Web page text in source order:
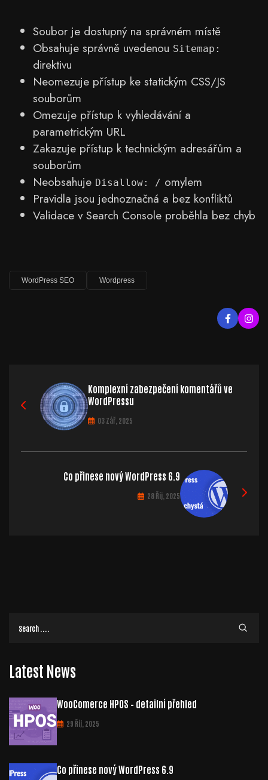
Soubor je dostupný na správném místě
Obsahuje správně uvedenou Sitemap:
direktivu
Neomezuje přístup ke statickým CSS/JS
souborům
Omezuje přístup k vyhledávání a
parametrickým URL
Zakazuje přístup k technickým adresářům a
souborům
Neobsahuje Disallow: / omylem
Pravidla jsou jednoznačná a bez konfliktů
Validace v Search Console proběhla bez chyb
WordPress SEO Wordpress
Komplexní zabezpečení komentářů ve
WordPressu
03 Zář, 2025
Co přinese nový WordPress 6.9
28 Říj, 2025
Latest News
WooComerce HPOS – detailní přehled
29 Říj, 2025
Co přinese nový WordPress 6.9